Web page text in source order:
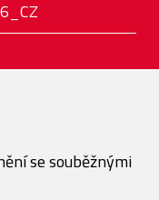
se souběžnými